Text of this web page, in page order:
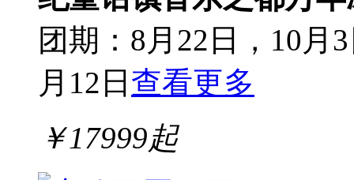
团期：8月22日，10月
月12日 查看更多
￥17999起